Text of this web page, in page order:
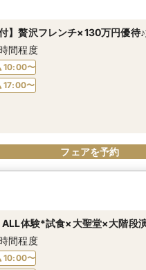
】贅沢フレンチ×130万円優待
間程度
10:00〜
17:00〜
フェアを予約
ALL体験*試食×大聖堂×大階段
間程度
10:00〜